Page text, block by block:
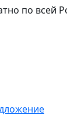
по всей